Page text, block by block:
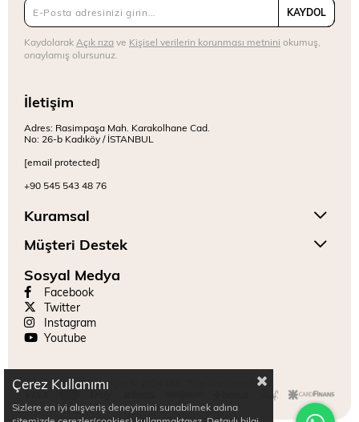
KAYDOL
Kaydolarak Açık rızave Kişisel verilerin korunması metnini okumuş,
onaylamış olursunuz.
İletişim
Adres: Rasimpaşa Mah. Karakolhane Cad.
No: 26-b Kadıköy / İSTANBUL
[email protected]
+90 545 543 48 76
Kuramsal
Müşteri Destek
Sosyal Medya
Facebook
Twitter
Instagram
Youtube
Copyright © 2024 Mitr. Tüm hakları saklıdır.
Çerez Kullanımı
Sizlere en iyi alışveriş deneyimini sunabilmek adına